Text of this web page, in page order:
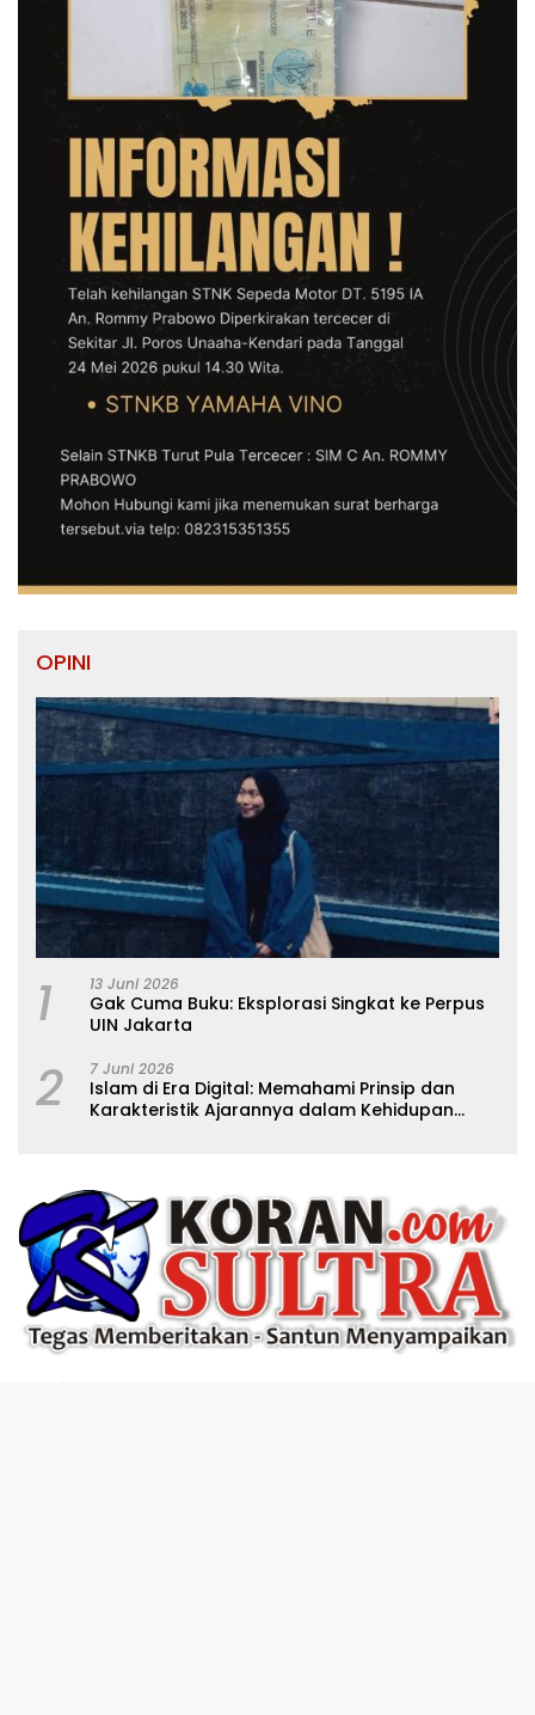
OPINI
1 13 Juni 2026
Gak Cuma Buku: Eksplorasi Singkat ke Perpus
UIN Jakarta
2 7 Juni 2026
Islam di Era Digital: Memahami Prinsip dan
Karakteristik Ajarannya dalam Kehidupan